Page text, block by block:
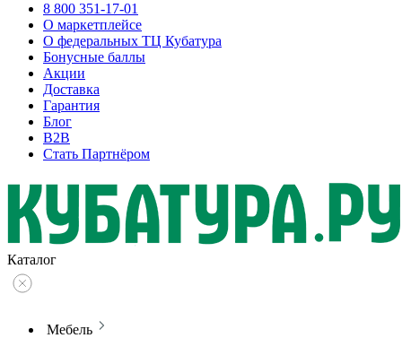
8 800 351-17-01
О маркетплейсе
О федеральных ТЦ Кубатура
Бонусные баллы
Акции
Доставка
Гарантия
Блог
B2B
Стать Партнёром
Каталог
Мебель